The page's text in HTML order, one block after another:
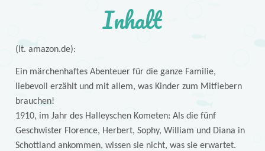
Inhalt
(lt. amazon.de):
Ein märchenhaftes Abenteuer für die ganze Familie,
liebevoll erzählt und mit allem, was Kinder zum Mitfiebern
brauchen!
1910, im Jahr des Halleyschen Kometen: Als die fünf
Geschwister Florence, Herbert, Sophy, William und Diana in
Schottland ankommen, wissen sie nicht, was sie erwartet.